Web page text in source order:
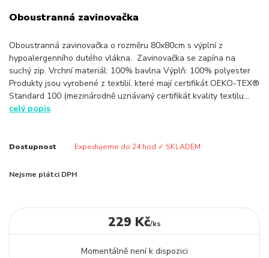
Oboustranná zavinovačka
Oboustranná zavinovačka o rozměru 80x80cm s výplní z
hypoalergenního dutého vlákna. Zavinovačka se zapína na
suchý zip. Vrchní materiál: 100% bavlna Výplň: 100% polyester
Produkty jsou vyrobené z textilií, které mají certifikát OEKO-TEX®
Standard 100 (mezinárodně uznávaný certifikát kvality textilu...
celý popis
Dostupnost Expedujeme do 24 hod ✓ SKLADEM
Nejsme plátci DPH
229 Kč/ks
Momentálně není k dispozici